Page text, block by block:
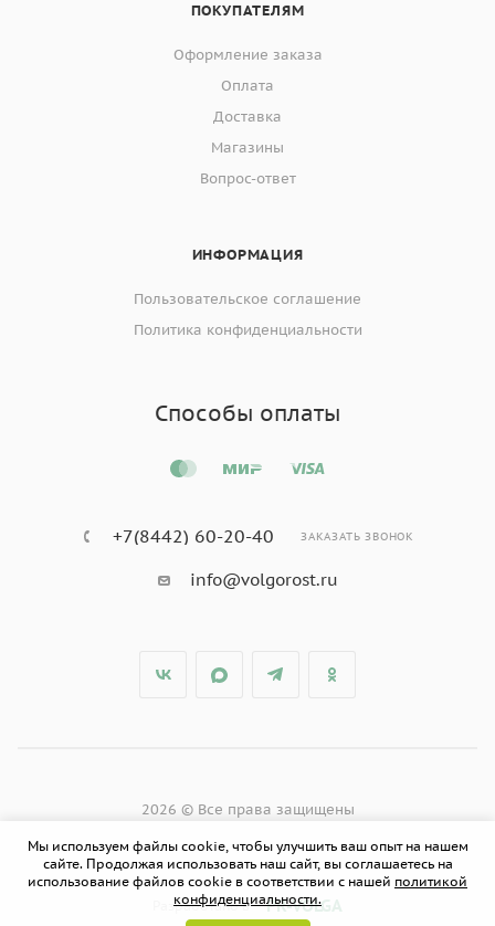
ПОКУПАТЕЛЯМ
Оформление заказа
Оплата
Доставка
Магазины
Вопрос-ответ
ИНФОРМАЦИЯ
Пользовательское соглашение
Политика конфиденциальности
Способы оплаты
+7(8442) 60-20-40 ЗАКАЗАТЬ ЗВОНОК
info@volgorost.ru
2026 © Все права защищены
Разработано в PR-VOLGA
Мы используем файлы cookie, чтобы улучшить ваш опыт на нашем
сайте. Продолжая использовать наш сайт, вы соглашаетесь на
использование файлов cookie в соответствии с нашей политикой
конфиденциальности.